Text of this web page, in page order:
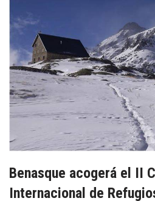
Benasque acogerá el II
Internacional de